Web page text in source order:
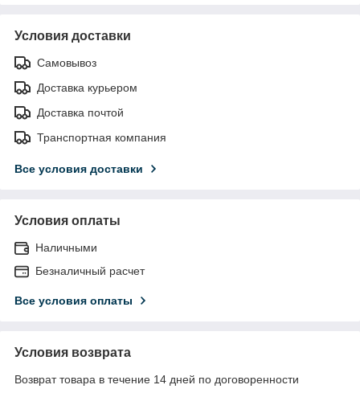
Условия доставки
Самовывоз
Доставка курьером
Доставка почтой
Транспортная компания
Все условия доставки
Условия оплаты
Наличными
Безналичный расчет
Все условия оплаты
Условия возврата
Возврат товара в течение 14 дней по договоренности